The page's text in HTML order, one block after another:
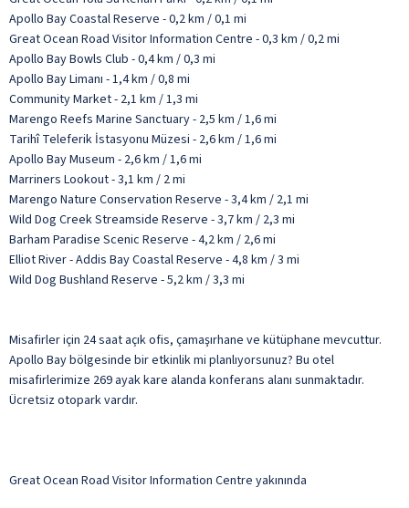
Apollo Bay Coastal Reserve - 0,2 km / 0,1 mi
Great Ocean Road Visitor Information Centre - 0,3 km / 0,2 mi
Apollo Bay Bowls Club - 0,4 km / 0,3 mi
Apollo Bay Limanı - 1,4 km / 0,8 mi
Community Market - 2,1 km / 1,3 mi
Marengo Reefs Marine Sanctuary - 2,5 km / 1,6 mi
Tarihî Teleferik İstasyonu Müzesi - 2,6 km / 1,6 mi
Apollo Bay Museum - 2,6 km / 1,6 mi
Marriners Lookout - 3,1 km / 2 mi
Marengo Nature Conservation Reserve - 3,4 km / 2,1 mi
Wild Dog Creek Streamside Reserve - 3,7 km / 2,3 mi
Barham Paradise Scenic Reserve - 4,2 km / 2,6 mi
Elliot River - Addis Bay Coastal Reserve - 4,8 km / 3 mi
Wild Dog Bushland Reserve - 5,2 km / 3,3 mi
Misafirler için 24 saat açık ofis, çamaşırhane ve kütüphane mevcuttur.
Apollo Bay bölgesinde bir etkinlik mi planlıyorsunuz? Bu otel
misafirlerimize 269 ayak kare alanda konferans alanı sunmaktadır.
Ücretsiz otopark vardır.
Great Ocean Road Visitor Information Centre yakınında